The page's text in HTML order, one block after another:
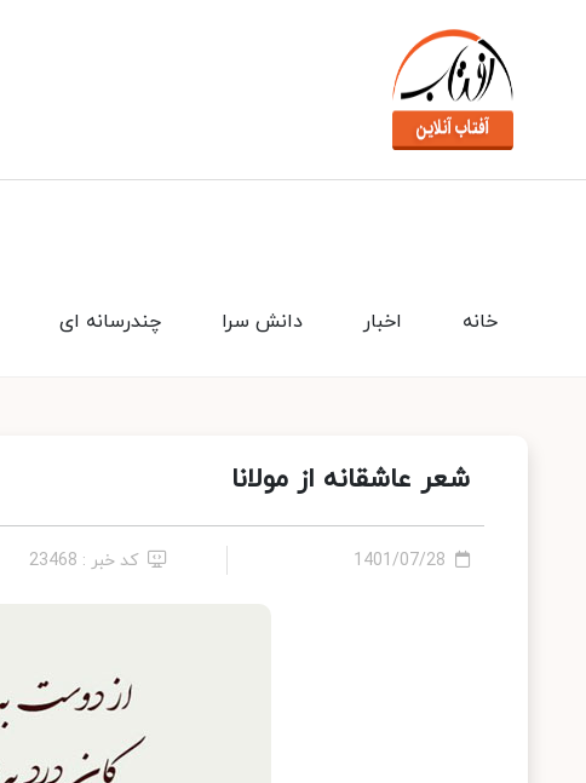
چندرسانه ای دانش سرا اخبار خانه
شعر عاشقانه از مولانا
1401/07/28 کد خبر : 23468